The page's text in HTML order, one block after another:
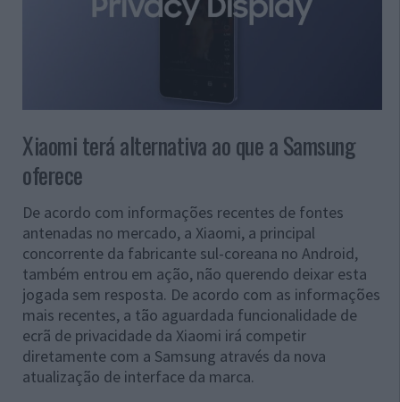
Xiaomi terá alternativa ao que a Samsung
oferece
De acordo com informações recentes de fontes
antenadas no mercado, a Xiaomi, a principal
concorrente da fabricante sul-coreana no Android,
também entrou em ação, não querendo deixar esta
jogada sem resposta. De acordo com as informações
mais recentes, a tão aguardada funcionalidade de
ecrã de privacidade da Xiaomi irá competir
diretamente com a Samsung através da nova
atualização de interface da marca.